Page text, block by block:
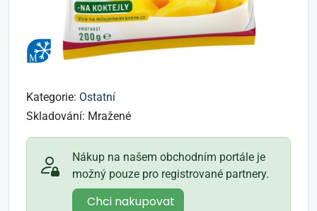
Kategorie: Ostatní
Skladování: Mražené
Nákup na našem obchodním portále je
možný pouze pro registrované partnery.
Chci nakupovat